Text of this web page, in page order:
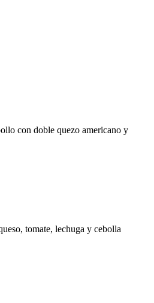
con doble quezo americano y
tomate, lechuga y cebolla